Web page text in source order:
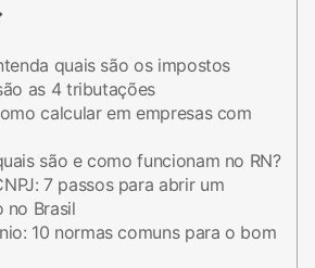
quais são os impostos
as 4 tributações
calcular em empresas com
são e como funcionam no RN?
7 passos para abrir um
no Brasil
10 normas comuns para o bom